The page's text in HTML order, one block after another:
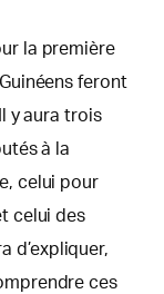
la première
feront
y aura trois
à la
celui pour
celui des
d’expliquer,
ces